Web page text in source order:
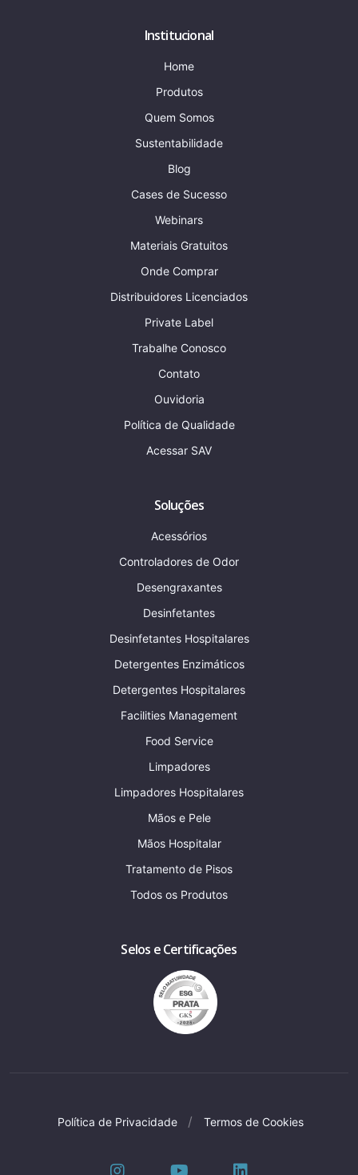
Institucional
Home
Produtos
Quem Somos
Sustentabilidade
Blog
Cases de Sucesso
Webinars
Materiais Gratuitos
Onde Comprar
Distribuidores Licenciados
Private Label
Trabalhe Conosco
Contato
Ouvidoria
Política de Qualidade
Acessar SAV
Soluções
Acessórios
Controladores de Odor
Desengraxantes
Desinfetantes
Desinfetantes Hospitalares
Detergentes Enzimáticos
Detergentes Hospitalares
Facilities Management
Food Service
Limpadores
Limpadores Hospitalares
Mãos e Pele
Mãos Hospitalar
Tratamento de Pisos
Todos os Produtos
Selos e Certificações
Política de Privacidade Termos de Cookies